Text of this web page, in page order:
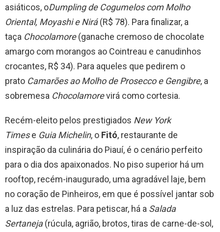
asiáticos, oDumpling de Cogumelos com Molho
Oriental, Moyashi e Nirá(R$ 78). Para finalizar, a
taça Chocolamore(ganache cremoso de chocolate
amargo com morangos ao Cointreau e canudinhos
crocantes, R$ 34). Para aqueles que pedirem o
prato Camarões ao Molho de Prosecco e Gengibre, a
sobremesa Chocolamorevirá como cortesia.
Recém-eleito pelos prestigiados New York
Timese Guia Michelin, o Fitó, restaurante de
inspiração da culinária do Piauí, é o cenário perfeito
para o dia dos apaixonados. No piso superior há um
rooftop, recém-inaugurado, uma agradável laje, bem
no coração de Pinheiros, em que é possível jantar sob
a luz das estrelas. Para petiscar, há a Salada
Sertaneja(rúcula, agrião, brotos, tiras de carne-de-sol,